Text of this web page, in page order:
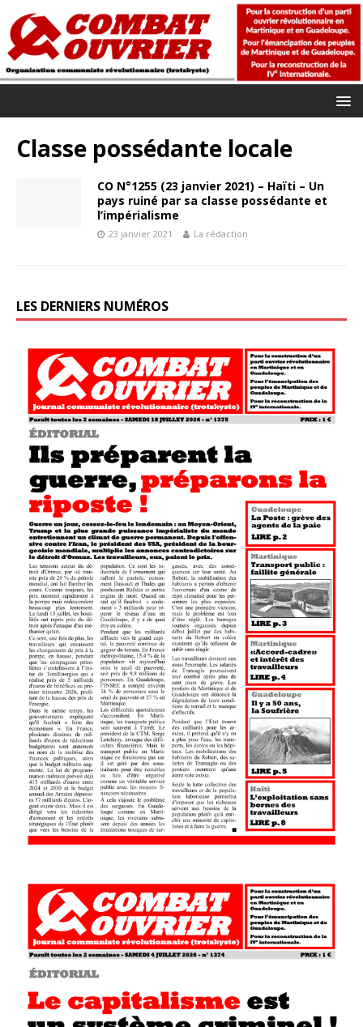
Classe possédante locale
CO N°1255 (23 janvier 2021) – Haïti – Un
pays ruiné par sa classe possédante et
l’impérialisme
23 janvier 2021 La rédaction
LES DERNIERS NUMÉROS